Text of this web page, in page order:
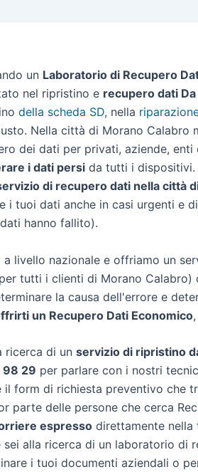
un Laboratorio di Recupero
nel ripristino e recupero dati
della scheda SD, nella
Nella città di Morano Calabro
dei dati per privati, aziende,
i dati persi da tutti i dispositivi.
di recupero dati nella città
i tuoi dati anche in casi urgenti e
hanno fallito).
a livello nazionale e offriamo un
tutti i clienti di Morano Calabro)
la causa dell'errore e
un Recupero Dati Economico
ricerca di un servizio di ripristino
29 per parlare con i nostri
il form di richiesta preventivo che
parte delle persone che cerca
espresso direttamente
sei alla ricerca di un laboratorio
i tuoi documenti aziendali o